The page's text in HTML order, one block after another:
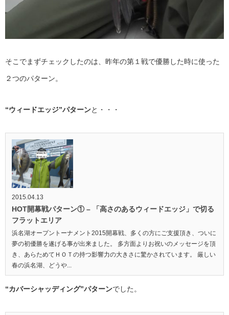
そこでまずチェックしたのは、昨年の第１戦で優勝した時に使った
２つのパターン。
“ウィードエッジ”パターンと・・・
2015.04.13
HOT開幕戦パターン① – 「高さのあるウィードエッジ」で切る
フラットエリア
浜名湖オープントーナメント2015開幕戦、多くの方にご支援頂き、ついに
夢の初優勝を遂げる事が出来ました。 多方面よりお祝いのメッセージを頂
き、あらためてＨＯＴの持つ影響力の大きさに驚かされています。 厳しい
春の浜名湖、どうや...
“カバーシャッディング”パターンでした。